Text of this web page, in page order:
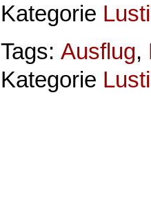
Kategorie
Tags: Ausflug,
Kategorie